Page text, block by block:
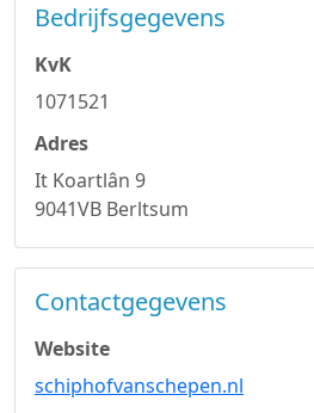
Bedrijfsgegevens
KvK
1071521
Adres
It Koartlân 9
9041VB Berltsum
Contactgegevens
Website
schiphofvanschepen.nl